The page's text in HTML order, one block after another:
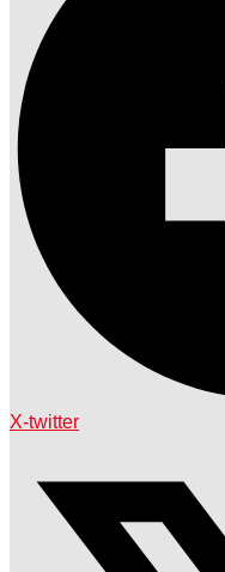
X-twitter